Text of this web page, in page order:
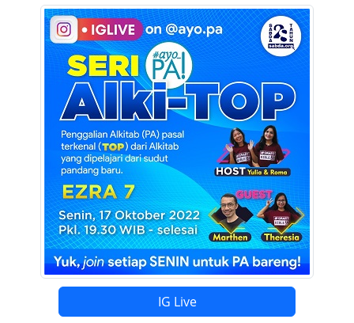
IG Live